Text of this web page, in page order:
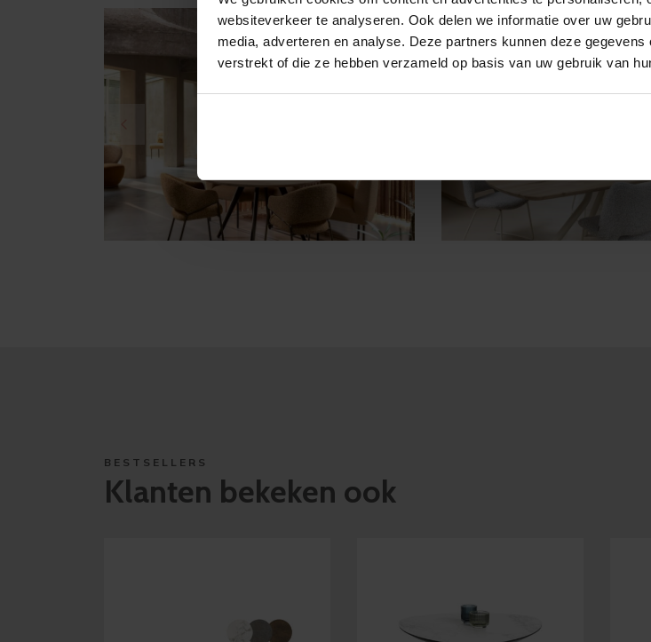
websiteverkeer te analyseren. Ook delen we informatie over uw
media, adverteren en analyse. Deze partners kunnen deze
verstrekt of die ze hebben verzameld op basis van uw gebruik van
BESTSELLERS
Klanten bekeken ook